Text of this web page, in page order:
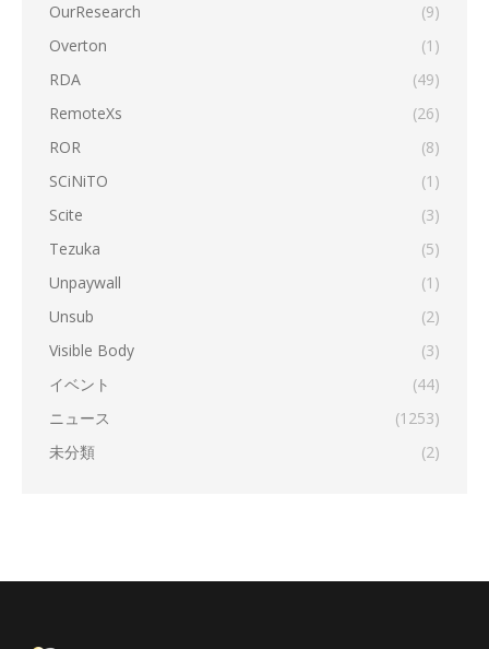
OurResearch
(9)
Overton
(1)
RDA
(49)
RemoteXs
(26)
ROR
(8)
SCiNiTO
(1)
Scite
(3)
Tezuka
(5)
Unpaywall
(1)
Unsub
(2)
Visible Body
(3)
イベント
(44)
ニュース
(1253)
未分類
(2)